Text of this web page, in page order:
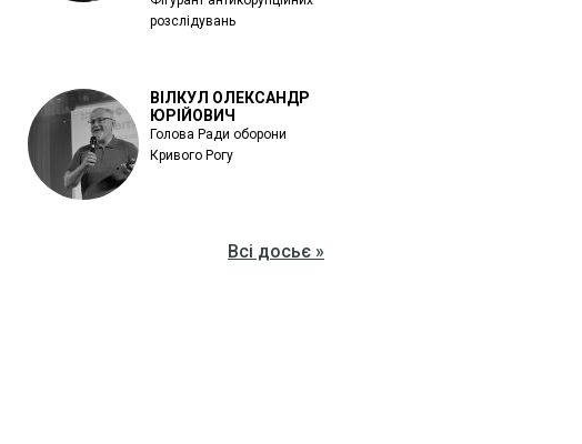
розслідувань
ВІЛКУЛ ОЛЕКСАНДР
ЮРІЙОВИЧ
Голова Ради оборони
Кривого Рогу
Всі досьє »